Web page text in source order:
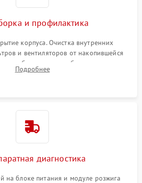
и профилактика
корпуса. Очистка внутренних
и вентиляторов от накопившейся
блока питания, балласта лампы и
на наличие прогаров или вздутых
Подробнее
диагностика
на блоке питания и модуле розжига